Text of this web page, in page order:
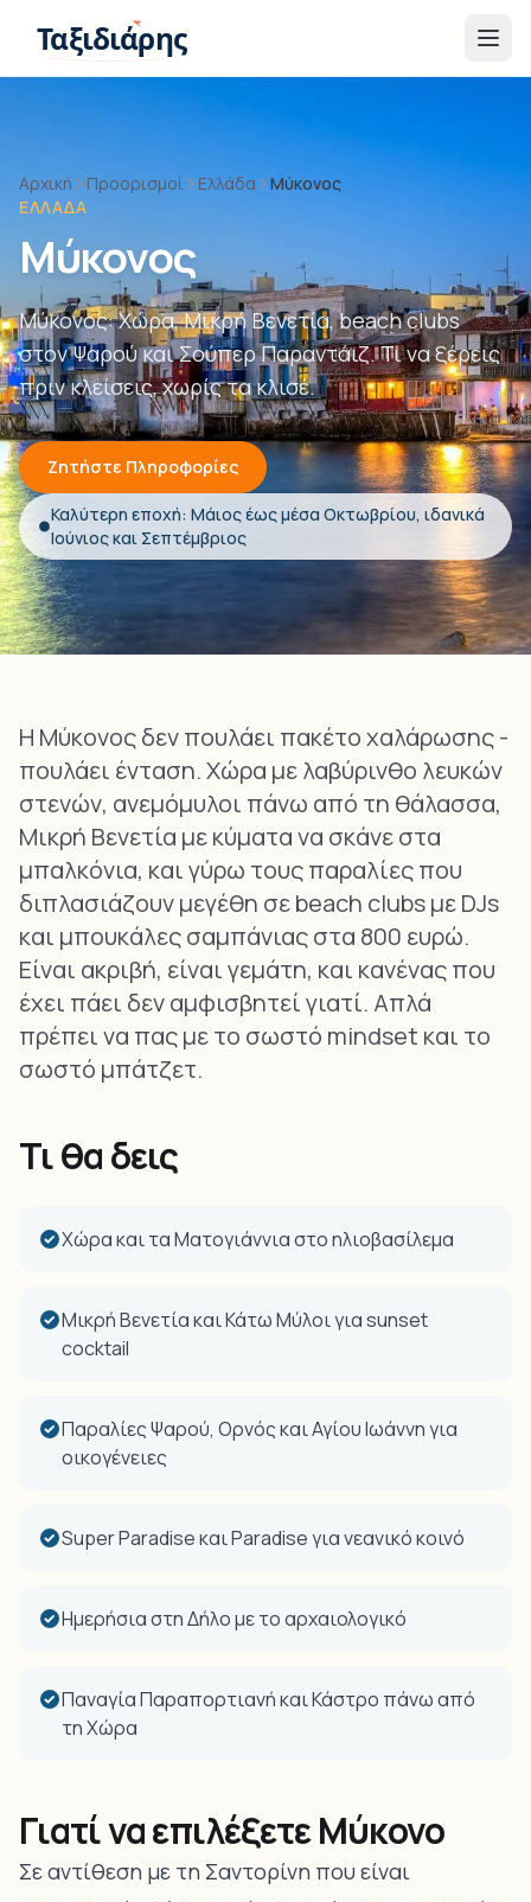
Ταξιδιάρης
Αρχική Προορισμοί Ελλάδα
Μύκονος
ΕΛΛΆΔΑ
Μύκονος
Μύκονος: Χώρα, Μικρή Βενετία, beach clubs
στον Ψαρού και Σούπερ Παραντάιζ. Τι να ξέρεις
πριν κλείσεις, χωρίς τα κλισέ.
Ζητήστε Πληροφορίες
Καλύτερη εποχή: Μάιος έως μέσα Οκτωβρίου, ιδανικά
Ιούνιος και Σεπτέμβριος
Η Μύκονος δεν πουλάει πακέτο χαλάρωσης -
πουλάει ένταση. Χώρα με λαβύρινθο λευκών
στενών, ανεμόμυλοι πάνω από τη θάλασσα,
Μικρή Βενετία με κύματα να σκάνε στα
μπαλκόνια, και γύρω τους παραλίες που
διπλασιάζουν μεγέθη σε beach clubs με DJs
και μπουκάλες σαμπάνιας στα 800 ευρώ.
Είναι ακριβή, είναι γεμάτη, και κανένας που
έχει πάει δεν αμφισβητεί γιατί. Απλά
πρέπει να πας με το σωστό mindset και το
σωστό μπάτζετ.
Τι θα δεις
Χώρα και τα Ματογιάννια στο ηλιοβασίλεμα
Μικρή Βενετία και Κάτω Μύλοι για sunset
cocktail
Παραλίες Ψαρού, Ορνός και Αγίου Ιωάννη για
οικογένειες
Super Paradise και Paradise για νεανικό κοινό
Ημερήσια στη Δήλο με το αρχαιολογικό
Παναγία Παραπορτιανή και Κάστρο πάνω από
τη Χώρα
Γιατί να επιλέξετε Μύκονο
Σε αντίθεση με τη Σαντορίνη που είναι